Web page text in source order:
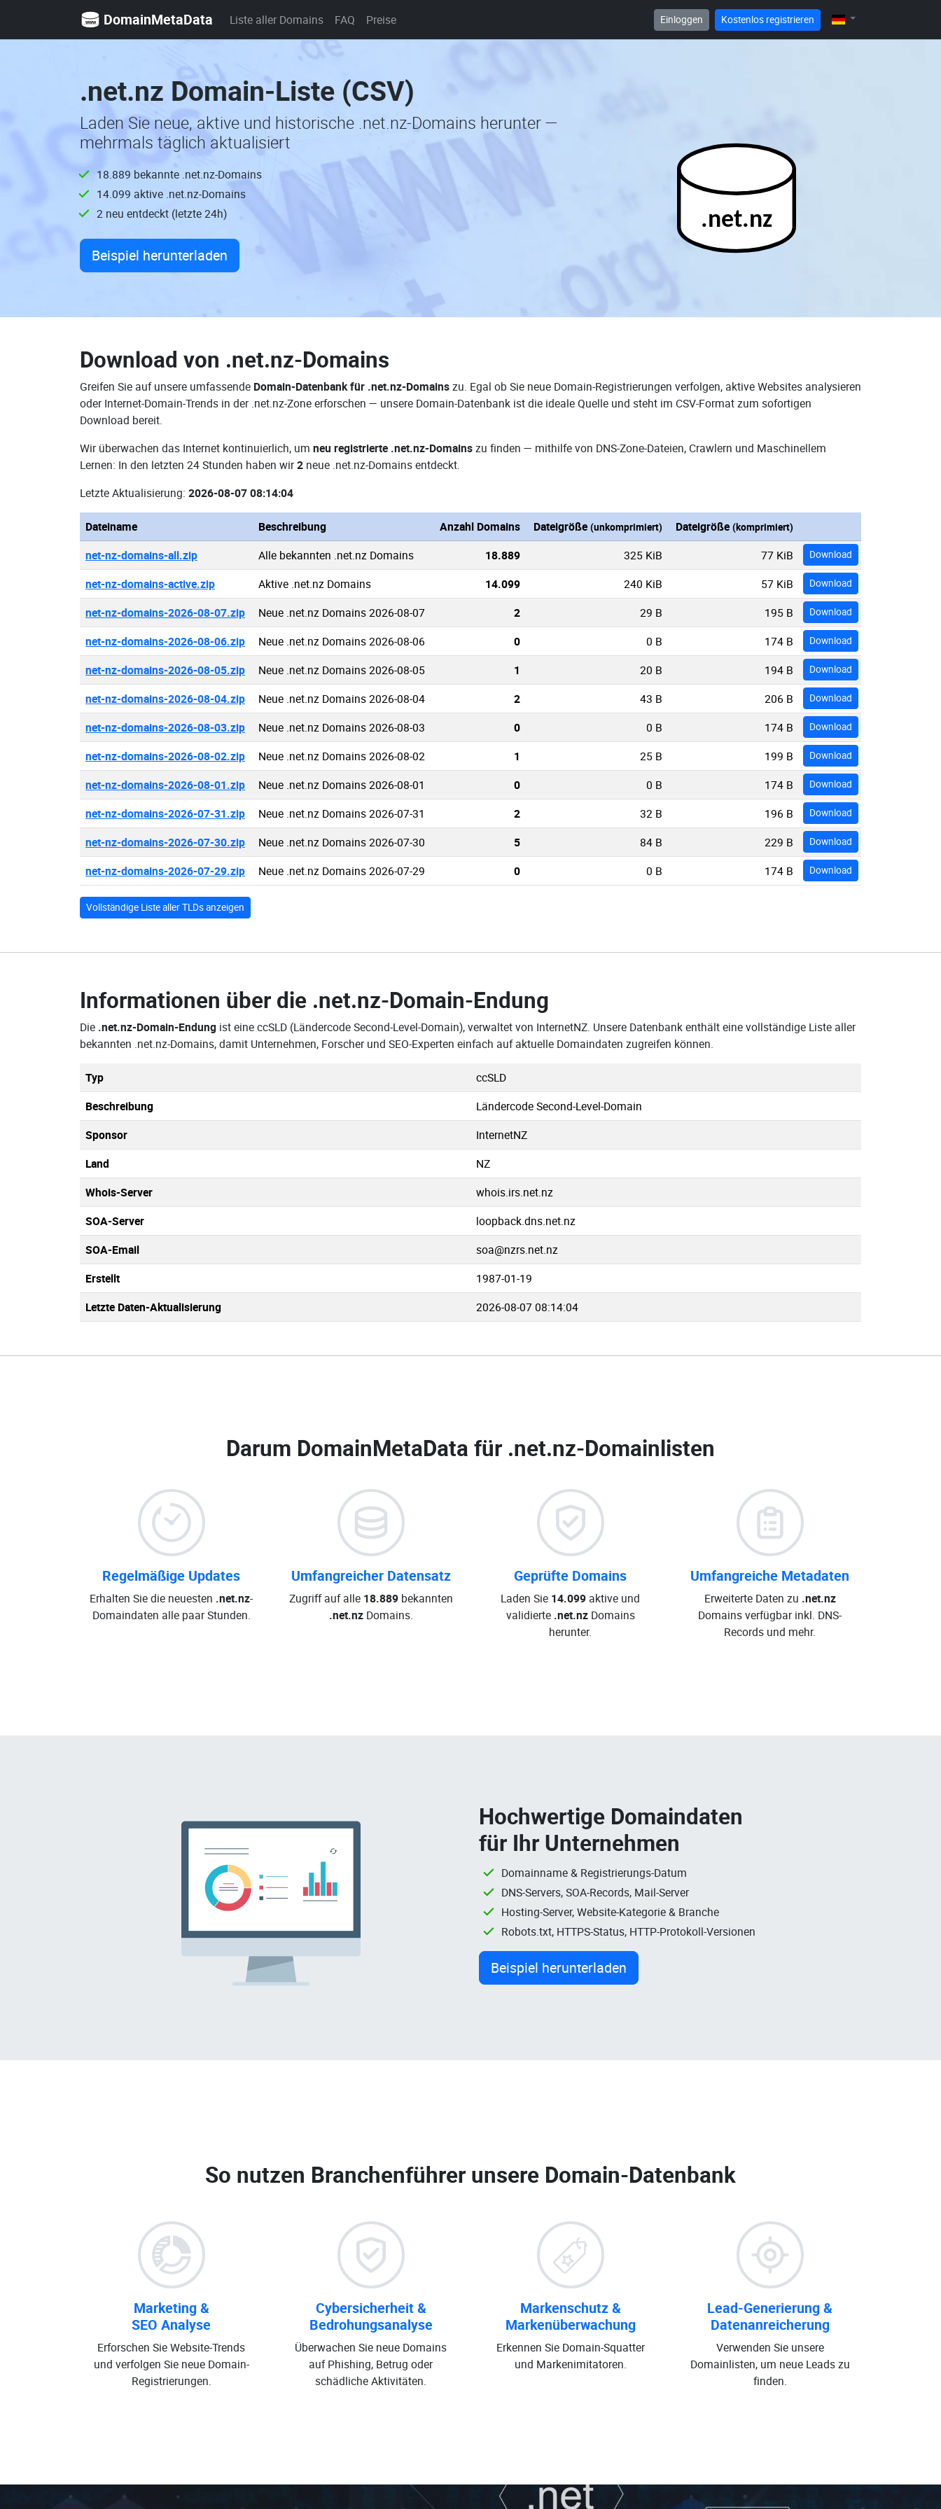
DomainMetaData Liste aller Domains FAQ Preise Einloggen Kostenlos registrieren
.net.nz Domain-Liste (CSV)
Laden Sie neue, aktive und historische .net.nz-Domains herunter —
mehrmals täglich aktualisiert
18.889 bekannte .net.nz-Domains
14.099 aktive .net.nz-Domains
2 neu entdeckt (letzte 24h)
Beispiel herunterladen
.net.nz
Download von .net.nz-Domains
Greifen Sie auf unsere umfassende Domain-Datenbank für .net.nz-Domainszu. Egal ob Sie neue Domain-Registrierungen verfolgen, aktive Websites analysieren
oder Internet-Domain-Trends in der .net.nz-Zone erforschen — unsere Domain-Datenbank ist die ideale Quelle und steht im CSV-Format zum sofortigen
Download bereit.
Wir überwachen das Internet kontinuierlich, um neu registrierte .net.nz-Domainszu finden — mithilfe von DNS-Zone-Dateien, Crawlern und Maschinellem
Lernen: In den letzten 24 Stunden haben wir2 neue .net.nz-Domains entdeckt.
Letzte Aktualisierung: 2026-08-07 08:14:04
Dateiname Beschreibung Anzahl Domains Dateigröße (unkomprimiert) Dateigröße (komprimiert)
net-nz-domains-all.zip Alle bekannten .net.nz Domains 18.889 325 KiB 77 KiB Download
net-nz-domains-active.zip Aktive .net.nz Domains 14.099 240 KiB 57 KiB Download
net-nz-domains-2026-08-07.zip Neue .net.nz Domains 2026-08-07 2 29 B 195 B Download
net-nz-domains-2026-08-06.zip Neue .net.nz Domains 2026-08-06 0 0 B 174 B Download
net-nz-domains-2026-08-05.zip Neue .net.nz Domains 2026-08-05 1 20 B 194 B Download
net-nz-domains-2026-08-04.zip Neue .net.nz Domains 2026-08-04 2 43 B 206 B Download
net-nz-domains-2026-08-03.zip Neue .net.nz Domains 2026-08-03 0 0 B 174 B Download
net-nz-domains-2026-08-02.zip Neue .net.nz Domains 2026-08-02 1 25 B 199 B Download
net-nz-domains-2026-08-01.zip Neue .net.nz Domains 2026-08-01 0 0 B 174 B Download
net-nz-domains-2026-07-31.zip Neue .net.nz Domains 2026-07-31 2 32 B 196 B Download
net-nz-domains-2026-07-30.zip Neue .net.nz Domains 2026-07-30 5 84 B 229 B Download
net-nz-domains-2026-07-29.zip Neue .net.nz Domains 2026-07-29 0 0 B 174 B Download
Vollständige Liste aller TLDs anzeigen
Informationen über die .net.nz-Domain-Endung
Die .net.nz-Domain-Endung ist eine ccSLD (Ländercode Second-Level-Domain), verwaltet von InternetNZ. Unsere Datenbank enthält eine vollständige Liste aller
bekannten .net.nz-Domains, damit Unternehmen, Forscher und SEO-Experten einfach auf aktuelle Domaindaten zugreifen können.
Typ
ccSLD
Beschreibung
Ländercode Second-Level-Domain
Sponsor
InternetNZ
Land
NZ
Whois-Server
whois.irs.net.nz
SOA-Server
loopback.dns.net.nz
SOA-Email
soa@nzrs.net.nz
Erstellt
1987-01-19
Letzte Daten-Aktualisierung
2026-08-07 08:14:04
Darum DomainMetaData für .net.nz-Domainlisten
Regelmäßige Updates
Erhalten Sie die neuesten .net.nz-
Domaindaten alle paar Stunden.
Umfangreicher Datensatz
Zugriff auf alle 18.889bekannten
.net.nzDomains.
Geprüfte Domains
Laden Sie 14.099 aktive und
validierte .net.nzDomains
herunter.
Umfangreiche Metadaten
Erweiterte Daten zu .net.nz
Domains verfügbar inkl. DNS-
Records und mehr.
Hochwertige Domaindaten
für Ihr Unternehmen
Domainname & Registrierungs-Datum
DNS-Servers, SOA-Records, Mail-Server
Hosting-Server, Website-Kategorie & Branche
Robots.txt, HTTPS-Status, HTTP-Protokoll-Versionen
Beispiel herunterladen
So nutzen Branchenführer unsere Domain-Datenbank
Marketing &
SEO Analyse
Erforschen Sie Website-Trends
und verfolgen Sie neue Domain-
Registrierungen.
Cybersicherheit &
Bedrohungsanalyse
Überwachen Sie neue Domains
auf Phishing, Betrug oder
schädliche Aktivitäten.
Markenschutz &
Markenüberwachung
Erkennen Sie Domain-Squatter
und Markenimitatoren.
Lead-Generierung &
Datenanreicherung
Verwenden Sie unsere
Domainlisten, um neue Leads zu
finden.